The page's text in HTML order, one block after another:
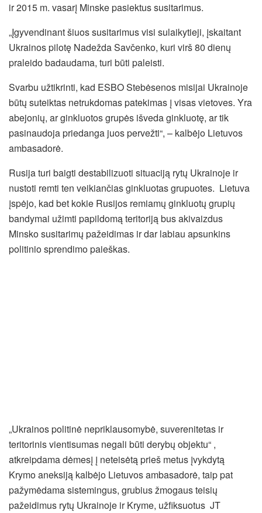
ir 2015 m. vasarį Minske pasiektus susitarimus.
„Įgyvendinant šiuos susitarimus visi sulaikytieji, įskaitant
Ukrainos pilotę Nadežda Savčenko, kuri virš 80 dienų
praleido badaudama, turi būti paleisti.
Svarbu užtikrinti, kad ESBO Stebėsenos misijai Ukrainoje
būtų suteiktas netrukdomas patekimas į visas vietoves. Yra
abejonių, ar ginkluotos grupės išveda ginkluotę, ar tik
pasinaudoja priedanga juos pervežti“, – kalbėjo Lietuvos
ambasadorė.
Rusija turi baigti destabilizuoti situaciją rytų Ukrainoje ir
nustoti remti ten veikiančias ginkluotas grupuotes. Lietuva
įspėjo, kad bet kokie Rusijos remiamų ginkluotų grupių
bandymai užimti papildomą teritoriją bus akivaizdus
Minsko susitarimų pažeidimas ir dar labiau apsunkins
politinio sprendimo paieškas.
„Ukrainos politinė nepriklausomybė, suverenitetas ir
teritorinis vientisumas negali būti derybų objektu“ ,
atkreipdama dėmesį į neteisėtą prieš metus įvykdytą
Krymo aneksiją kalbėjo Lietuvos ambasadorė, taip pat
pažymėdama sistemingus, grubius žmogaus teisių
pažeidimus rytų Ukrainoje ir Kryme, užfiksuotus JT